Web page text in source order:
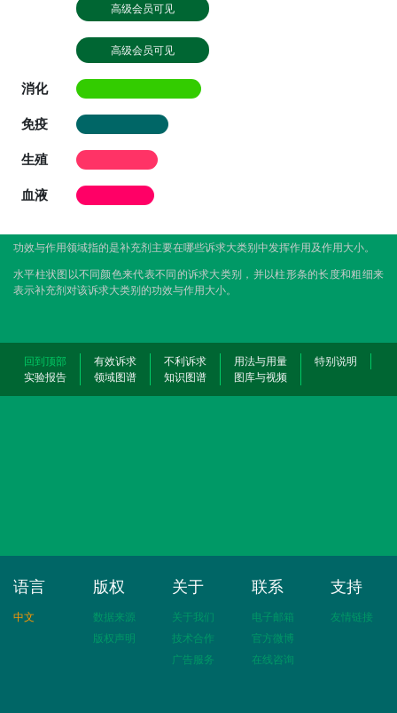
高级会员可见
高级会员可见
消化
免疫
生殖
血液
功效与作用领域指的是补充剂主要在哪些诉求大类别中发挥作用及作用大小。
水平柱状图以不同颜色来代表不同的诉求大类别，并以柱形条的长度和粗细来
表示补充剂对该诉求大类别的功效与作用大小。
回到顶部 有效诉求 不利诉求 用法与用量
特别说明
实验报告
领域图谱 知识图谱 图库与视频
语言
中文
版权
数据来源
版权声明
关于
关于我们
技术合作
广告服务
联系
电子邮箱
官方微博
在线咨询
支持
友情链接